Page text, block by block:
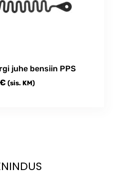
juhe bensiin PPS
€ (sis. KM)